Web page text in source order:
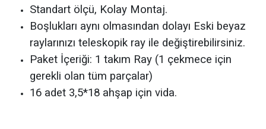
Standart ölçü, Kolay Montaj.
Boşlukları aynı olmasından dolayı Eski beyaz
raylarınızı teleskopik ray ile değiştirebilirsiniz.
Paket İçeriği: 1 takım Ray (1 çekmece için
gerekli olan tüm parçalar)
16 adet 3,5*18 ahşap için vida.